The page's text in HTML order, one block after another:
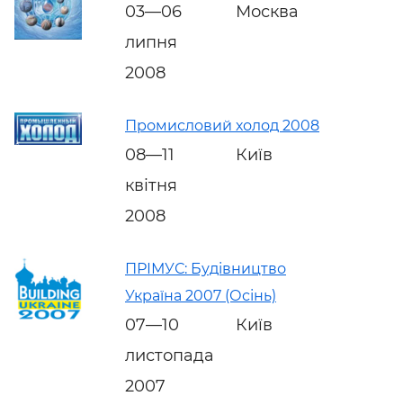
03—06
липня
2008
Москва
Промисловий холод 2008
08—11
квітня
2008
Київ
ПРІМУС: Будівництво
Україна 2007 (Осінь)
07—10
листопада
2007
Київ